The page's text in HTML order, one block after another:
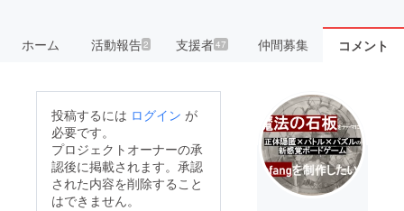
ホーム 活動報告2 支援者47 仲間募集 コメント
投稿するには ログイン が
必要です。
プロジェクトオーナーの承
認後に掲載されます。承認
された内容を削除すること
はできません。